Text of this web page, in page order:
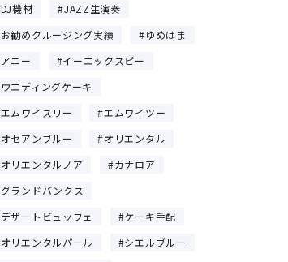
DJ機材
JAZZ生演奏
お勧めクルージング実績
ゆめはま
アニー
イーエックスピー
ウエディングケーキ
エムワイスリー
エムワイツー
オセアンブルー
オリエンタル
オリエンタルノア
カナロア
グランドバンクス
デザートビュッフェ
ケーキ手配
オリエンタルパール
シエルブルー